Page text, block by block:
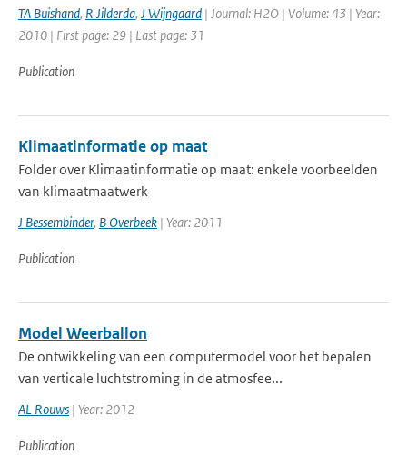
TA Buishand, R Jilderda, J Wijngaard | Journal: H2O | Volume: 43 | Year:
2010 | First page: 29 | Last page: 31
Publication
Klimaatinformatie op maat
Folder over Klimaatinformatie op maat: enkele voorbeelden
van klimaatmaatwerk
J Bessembinder, B Overbeek | Year: 2011
Publication
Model Weerballon
De ontwikkeling van een computermodel voor het bepalen
van verticale luchtstroming in de atmosfee...
AL Rouws | Year: 2012
Publication